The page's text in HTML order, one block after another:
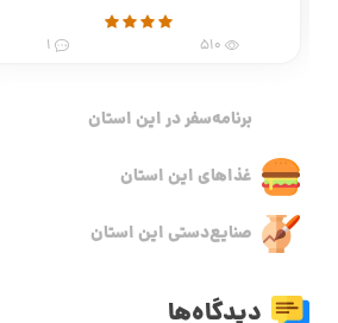
برنامه‌سفر‌ در این استان
غذاهای این استان
صنایع‌دستی این استان
دیدگاه‌ها